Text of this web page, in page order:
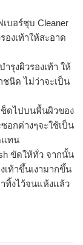
บอร์ชุบ Cleaner
องเท้าให้สะอาด
รุงผิวรองเท้า ให้
นิด ไม่ว่าจะเป็น
ช็ดไปบนพื้นผิวของ
อกต่างๆจะใช้เป็น
แทน
ขัดให้ทั่ว จากนั้น
เท้าขึ้นเงามากขึ้น
ทิ้งไว้จนแห้งแล้ว